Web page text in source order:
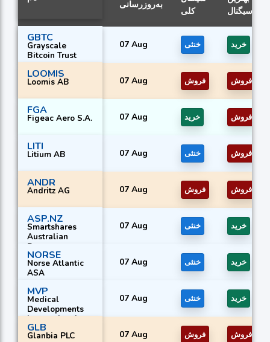
به‌روزرسانی
کلی
سیگنال
GBTC
Grayscale
Bitcoin Trust
07 Aug خنثی خرید
LOOMIS
Loomis AB 07 Aug فروش فروش
FGA
Figeac Aero S.A. 07 Aug خرید فروش
LITI
Litium AB 07 Aug خنثی فروش
ANDR
Andritz AG 07 Aug فروش فروش
ASP.NZ
Smartshares
Australian
Property
07 Aug خنثی خرید
NORSE
Norse Atlantic
ASA
07 Aug خنثی خرید
MVP
Medical
Developments
International
Ltd.
07 Aug خنثی خرید
GLB
Glanbia PLC 07 Aug فروش فروش